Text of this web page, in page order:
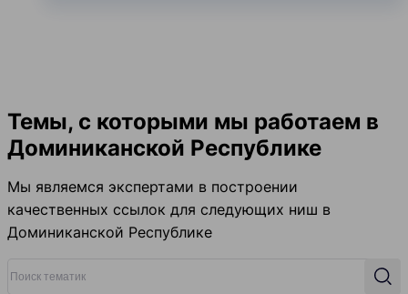
Темы, с которыми мы работаем в
Доминиканской Республике
Мы являемся экспертами в построении
качественных ссылок для следующих ниш в
Доминиканской Республике